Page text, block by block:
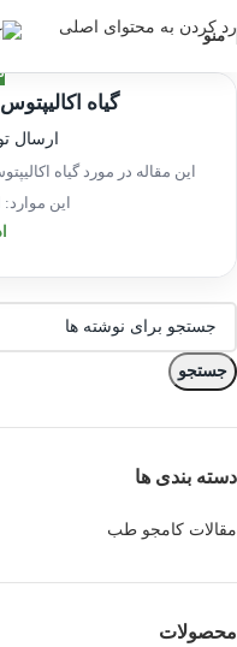
رد کردن به محتوای اصلی
منو
فروردین
گیاه
ارسال
این مقاله در مورد گیاه
این
جستجو
دسته بندی ها
مقالات کامجو طب
محصولات